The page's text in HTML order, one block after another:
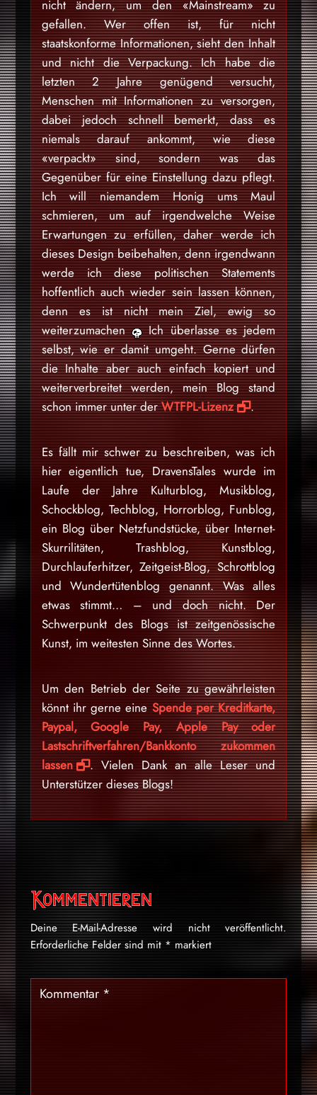
nicht ändern, um den «Mainstream» zu
gefallen. Wer offen ist, für nicht
staatskonforme Informationen, sieht den Inhalt
und nicht die Verpackung. Ich habe die
letzten 2 Jahre genügend versucht,
Menschen mit Informationen zu versorgen,
dabei jedoch schnell bemerkt, dass es
niemals darauf ankommt, wie diese
«verpackt» sind, sondern was das
Gegenüber für eine Einstellung dazu pflegt.
Ich will niemandem Honig ums Maul
schmieren, um auf irgendwelche Weise
Erwartungen zu erfüllen, daher werde ich
dieses Design beibehalten, denn irgendwann
werde ich diese politischen Statements
hoffentlich auch wieder sein lassen können,
denn es ist nicht mein Ziel, ewig so
weiterzumachen
Ich überlasse es jedem
selbst, wie er damit umgeht. Gerne dürfen
die Inhalte aber auch einfach kopiert und
weiterverbreitet werden, mein Blog stand
schon immer unter derWTFPL-Lizenz .
Es fällt mir schwer zu beschreiben, was ich
hier eigentlich tue, DravensTales wurde im
Laufe der Jahre Kulturblog, Musikblog,
Schockblog, Techblog, Horrorblog, Funblog,
ein Blog über Netzfundstücke, über Internet-
Skurrilitäten, Trashblog, Kunstblog,
Durchlauferhitzer, Zeitgeist-Blog, Schrottblog
und Wundertütenblog genannt. Was alles
etwas stimmt… – und doch nicht. Der
Schwerpunkt des Blogs ist zeitgenössische
Kunst, im weitesten Sinne des Wortes.
Um den Betrieb der Seite zu gewährleisten
könnt ihr gerne eine Spende per Kreditkarte,
Paypal, Google Pay, Apple Pay oder
Lastschriftverfahren/Bankkonto zukommen
lassen
. Vielen Dank an alle Leser und
Unterstützer dieses Blogs!
Kommentieren
Deine E-Mail-Adresse wird nicht veröffentlicht.
Erforderliche Felder sind mit * markiert